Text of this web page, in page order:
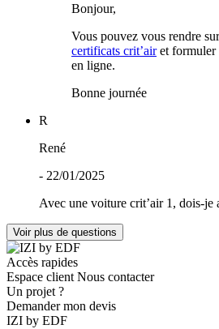
Bonjour,
Vous pouvez vous rendre
certificats crit’airet formuler
en ligne.
Bonne journée
R
René
- 22/01/2025
Avec une voiture crit’air 1, dois-je
Voir plus de questions
Accès rapides
Espace client Nous contacter
Un projet ?
Demander mon devis
IZI by EDF